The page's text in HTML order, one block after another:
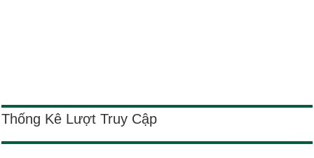
Thống Kê Lượt Truy Cập